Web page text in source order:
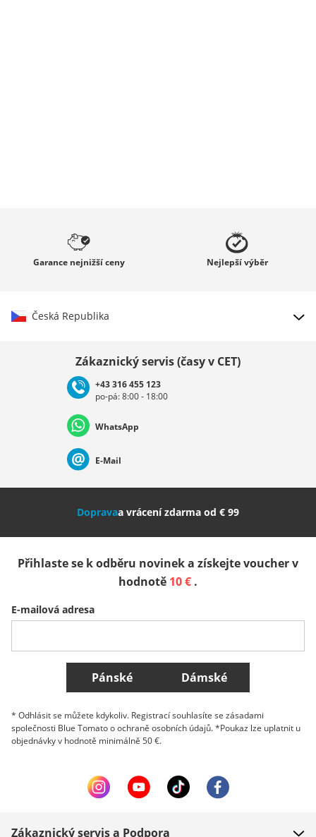
Garance nejnižší ceny Nejlepšívýběr
Česká Republika
Deutschland Österreich
Nederland Italia (Italiano) Italien (Deutsch)
Slovenija
Belgique (Français) Danmark Norge
Všechny země
Zákaznický servis (časy v CET)
+43 316 455 123
po-pá: 8:00 - 18:00
WhatsApp
E-Mail
Dopravaa vrácení zdarma od € 99
Přihlaste se k odběru novinek a získejte voucher v
hodnotě 10 € .
E-mailová adresa
Pánské Dámské
* Odhlásit se můžete kdykoliv. Registrací souhlasíte se zásadami
společnosti Blue Tomato o ochraně osobních údajů. *Poukaz lze uplatnit u
objednávky v hodnotě minimálně 50 €.
Zákaznický servis a Podpora